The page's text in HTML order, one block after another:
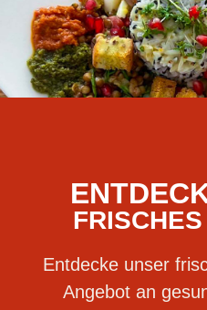
Entdecke unser
Angebot an